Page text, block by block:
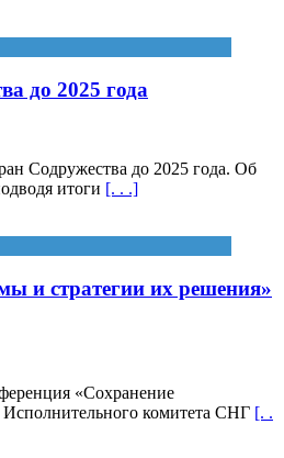
до 2025 года
Содружества до 2025 года. Об
итоги [. . .]
и стратегии их решения»
«Сохранение
Исполнительного комитета СНГ [. .